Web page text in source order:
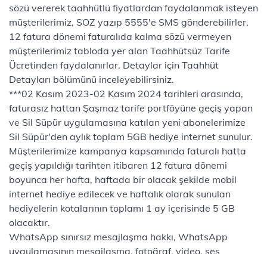
sözü vererek taahhütlü fiyatlardan faydalanmak isteyen
müşterilerimiz, SOZ yazıp 5555'e SMS gönderebilirler.
12 fatura dönemi faturalıda kalma sözü vermeyen
müşterilerimiz tabloda yer alan Taahhütsüz Tarife
Ücretinden faydalanırlar. Detaylar için Taahhüt
Detayları bölümünü inceleyebilirsiniz.
***02 Kasım 2023-02 Kasım 2024 tarihleri arasında,
faturasız hattan Şaşmaz tarife portföyüne geçiş yapan
ve Sil Süpür uygulamasına katılan yeni abonelerimize
Sil Süpür'den aylık toplam 5GB hediye internet sunulur.
Müşterilerimize kampanya kapsamında faturalı hatta
geçiş yapıldığı tarihten itibaren 12 fatura dönemi
boyunca her hafta, haftada bir olacak şekilde mobil
internet hediye edilecek ve haftalık olarak sunulan
hediyelerin kotalarının toplamı 1 ay içerisinde 5 GB
olacaktır.
WhatsApp sınırsız mesajlaşma hakkı, WhatsApp
uygulamasının mesajlaşma, fotoğraf, video, ses